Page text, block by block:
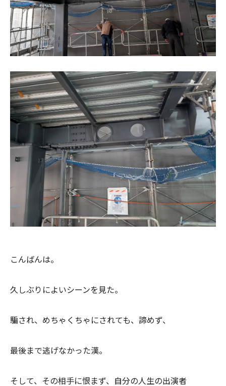
こんばんは。
久しぶりによいシーンを見た。
騙され、めちゃくちゃにされても、諦めず、
最後まで逃げなかった漢。
そして、その相手に恨まず、自分の人生の出演者